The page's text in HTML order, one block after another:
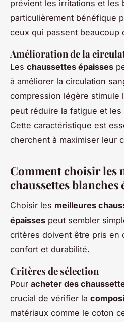
prévient les irritations et les
particulièrement bénéfique
ceux qui passent beaucoup
Amélioration de la
Les chaussettes épaisses
à améliorer la circulation
compression légère stimule
peut réduire la fatigue et
Cette caractéristique est
cherchent à maximiser leur
Comment choisir les
chaussettes blanches
Choisir les meilleures
épaisses peut sembler
critères doivent être pris en
confort et durabilité.
Critères de sélection
Pour acheter des
crucial de vérifier la
matériaux comme le coton